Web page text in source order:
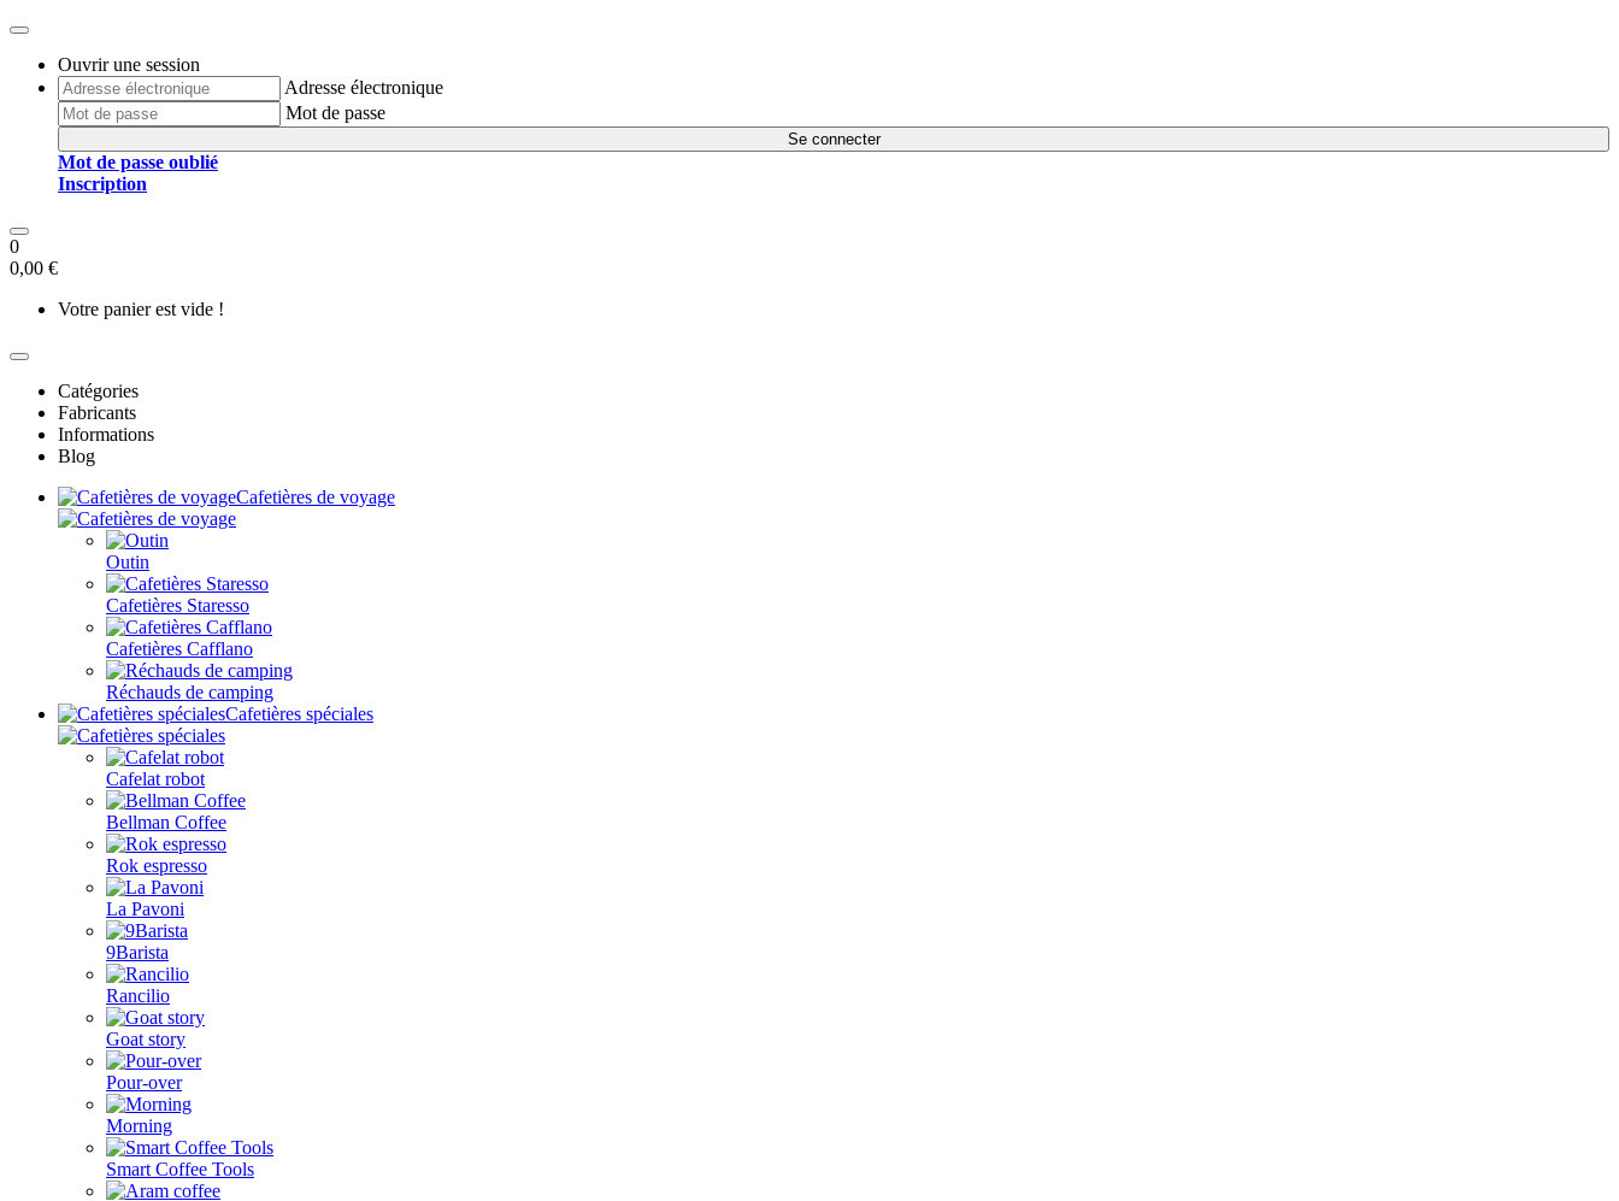
Ouvrir une session
Adresse électronique
Mot de passe
Se connecter
Mot de passe oublié
Inscription
0
0,00 €
Votre panier est vide !
Catégories
Fabricants
Informations
Blog
Cafetières de voyage
Outin
Cafetières Staresso
Cafetières Cafflano
Réchauds de camping
Cafetières spéciales
Cafelat robot
Bellman Coffee
Rok espresso
La Pavoni
9Barista
Rancilio
Goat story
Pour-over
Morning
Smart Coffee Tools